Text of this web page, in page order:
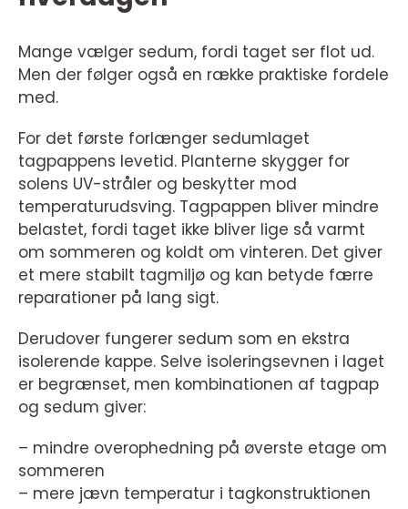
Mange vælger sedum, fordi taget ser flot ud.
Men der følger også en række praktiske fordele
med.
For det første forlænger sedumlaget
tagpappens levetid. Planterne skygger for
solens UV-stråler og beskytter mod
temperaturudsving. Tagpappen bliver mindre
belastet, fordi taget ikke bliver lige så varmt
om sommeren og koldt om vinteren. Det giver
et mere stabilt tagmiljø og kan betyde færre
reparationer på lang sigt.
Derudover fungerer sedum som en ekstra
isolerende kappe. Selve isoleringsevnen i laget
er begrænset, men kombinationen af tagpap
og sedum giver:
– mindre overophedning på øverste etage om
sommeren
– mere jævn temperatur i tagkonstruktionen